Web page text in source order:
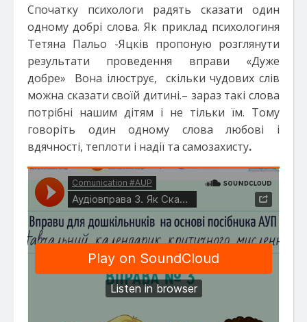
Спочатку психологи радять сказати один
одному добрі слова. Як приклад психологиня
Тетяна Пальо -Яцків пропоную розглянути
результати проведення вправи «Дуже
добре» Вона ілюструє, скільки чудових слів
можна сказати своїй дитині.– зараз такі слова
потрібні нашим дітям і не тільки їм. Тому
говоріть один одному слова любові і
вдячності, теплоти і надії та самозахисту.